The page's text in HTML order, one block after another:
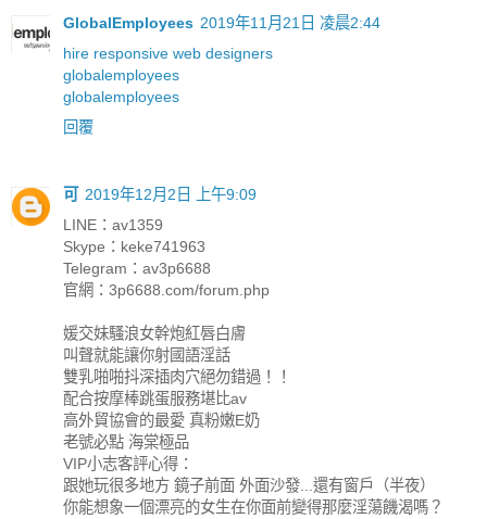
GlobalEmployees 2019年11月21日 凌晨2:44
hire responsive web designers
globalemployees
globalemployees
回覆
可
2019年12月2日 上午9:09
LINE：av1359
Skype：keke741963
Telegram：av3p6688
官網：3p6688.com/forum.php
媛交妹騷浪女幹炮紅唇白膚
叫聲就能讓你射國語淫話
雙乳啪啪抖深插肉穴絕勿錯過！！
配合按摩棒跳蛋服務堪比av
高外貿協會的最愛 真粉嫩E奶
老號必點 海棠極品
VIP小志客評心得：
跟她玩很多地方 鏡子前面 外面沙發...還有窗戶（半夜）
你能想象一個漂亮的女生在你面前變得那麼淫蕩饑渴嗎？